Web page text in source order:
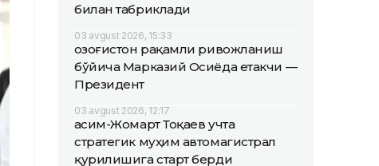
билан табриклади
03 avgust 2026, 15:33
Қозоғистон рақамли ривожланиш
бўйича Марказий Осиёда етакчи —
Президент
03 avgust 2026, 12:17
Қасим-Жомарт Тоқаев учта
стратегик муҳим автомагистрал
қурилишига старт берди